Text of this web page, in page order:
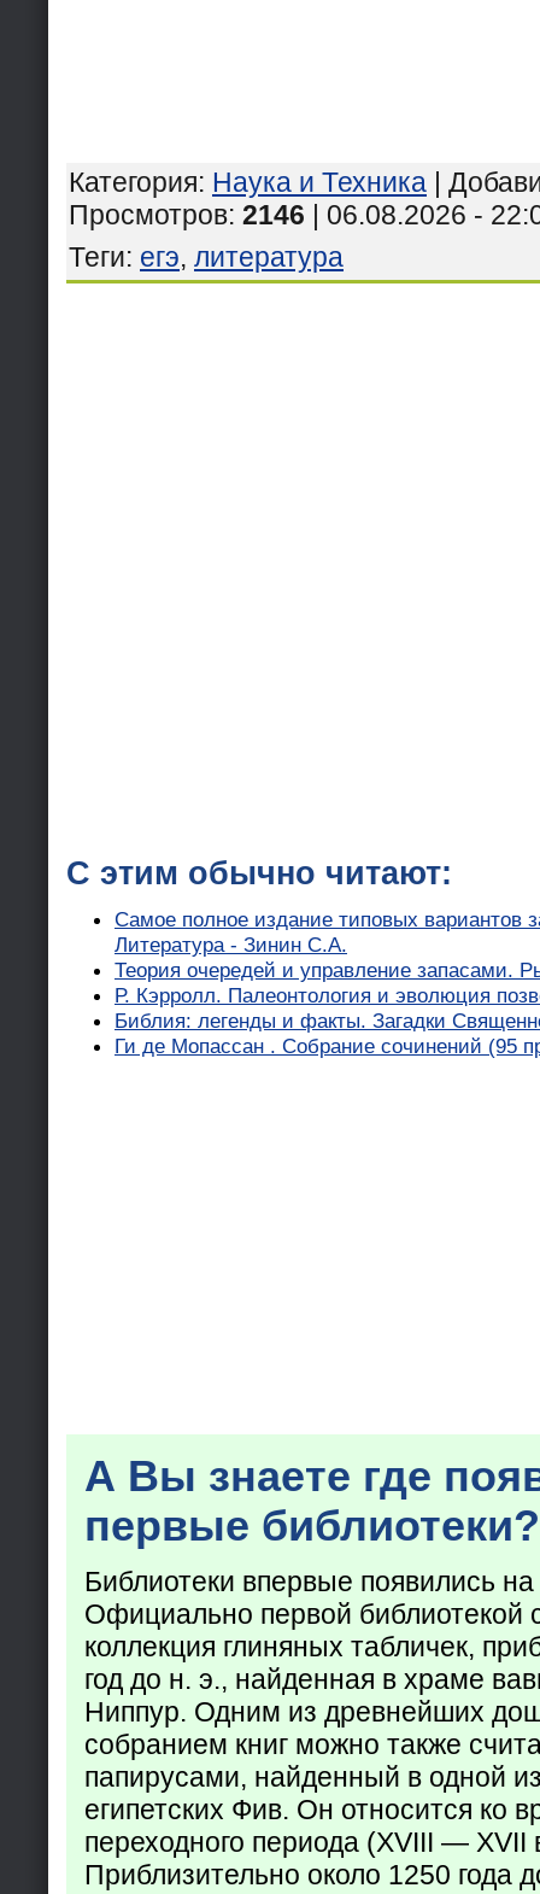
Категория: Наука и Техника |
Просмотров: 2146 | 06.08.2026 -
Теги: егэ, литература
С этим обычно читают:
Самое полное издание типовых вариантов
Литература - Зинин С.А.
Теория очередей и управление запасами.
Р. Кэрролл. Палеонтология и эволюция
Библия: легенды и факты. Загадки
Ги де Мопассан . Собрание сочинений (95
А Вы знаете где
первые библиотеки?
Библиотеки впервые появились
Официально первой библиотекой
коллекция глиняных табличек,
год до н. э., найденная в храме
Ниппур. Одним из древнейших
собранием книг можно также
папирусами, найденный в одной
египетских Фив. Он относится ко
переходного периода (XVIII — XVII
Приблизительно около 1250 года